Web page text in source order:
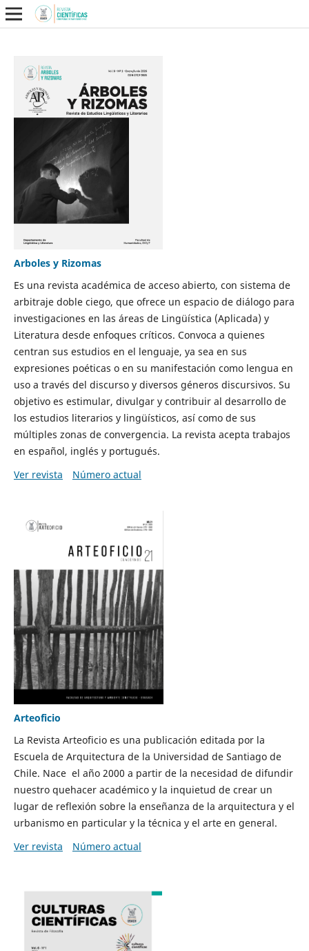
Arboles y Rizomas
Es una revista académica de acceso abierto, con sistema de
arbitraje doble ciego, que ofrece un espacio de diálogo para
investigaciones en las áreas de Lingüística (Aplicada) y
Literatura desde enfoques críticos. Convoca a quienes
centran sus estudios en el lenguaje, ya sea en sus
expresiones poéticas o en su manifestación como lengua en
uso a través del discurso y diversos géneros discursivos. Su
objetivo es estimular, divulgar y contribuir al desarrollo de
los estudios literarios y lingüísticos, así como de sus
múltiples zonas de convergencia. La revista acepta trabajos
en español, inglés y portugués.
Ver revista
Número actual
Arteoficio
La Revista Arteoficio es una publicación editada por la
Escuela de Arquitectura de la Universidad de Santiago de
Chile. Nace el año 2000 a partir de la necesidad de difundir
nuestro quehacer académico y la inquietud de crear un
lugar de reflexión sobre la enseñanza de la arquitectura y el
urbanismo en particular y la técnica y el arte en general.
Ver revista
Número actual